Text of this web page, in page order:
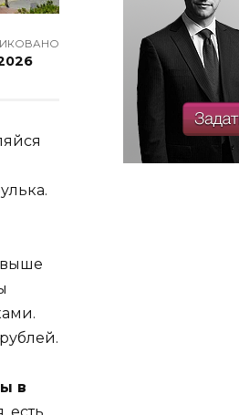
выше
в